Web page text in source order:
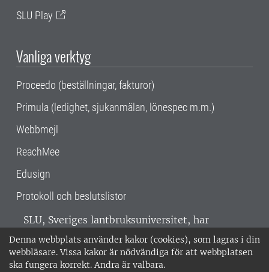
Denna webbplats använder kakor (cookies), som lagras i din
webbläsare. Vissa kakor är nödvändiga för att webbplatsen
ska fungera korrekt. Andra är valbara.
SLU Play
Vanliga verktyg
Proceedo (beställningar, fakturor)
Primula (ledighet, sjukanmälan, lönespec m.m.)
Webbmejl
ReachMee
Edusign
Protokoll och beslutslistor
SLU, Sveriges lantbruksuniversitet, har
verksamhet över hela Sverige. Huvudorter är
Alnarp, Uppsala och Umeå.SLU är
miljöcertifierat enligt ISO 14001. •